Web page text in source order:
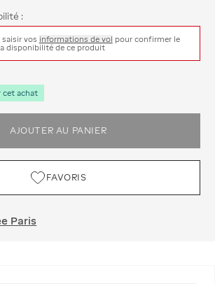
:
saisir vos informations de vol pour confirmer le
disponibilité de ce produit
cet achat
AJOUTER AU PANIER
FAVORIS
Paris